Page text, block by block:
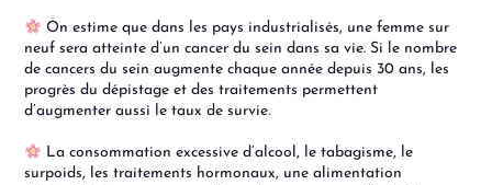
On estime que dans les pays industrialisés, une femme sur
neuf sera atteinte d’un cancer du sein dans sa vie. Si le nombre
de cancers du sein augmente chaque année depuis 30 ans, les
progrès du dépistage et des traitements permettent
d’augmenter aussi le taux de survie.
La consommation excessive d’alcool, le tabagisme, le
surpoids, les traitements hormonaux, une alimentation